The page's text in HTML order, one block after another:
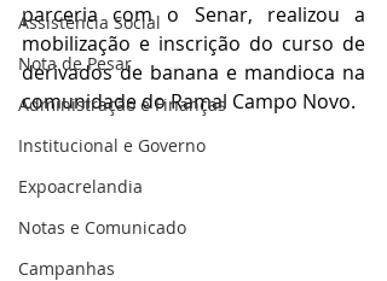
Assistência Social
Nota de Pesar
Administração e Finanças
Institucional e Governo
Expoacrelandia
Notas e Comunicado
Campanhas
parceria com o Senar, realizou a
mobilização e inscrição do curso de
derivados de banana e mandioca na
comunidade do Ramal Campo Novo.